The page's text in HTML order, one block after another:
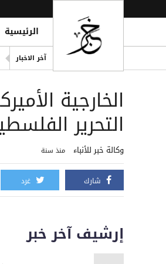
الرئيسية
آخر الاخبار
‏الخارجية
التحرير
وكالة خبر للأنباء منذ سنة
شارك غرد
إرشيف آخر خبر